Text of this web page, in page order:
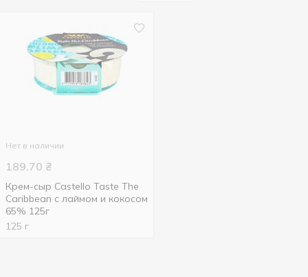
Нет в наличии
189.70 ₴
Крем-сыр Castello Taste The
Caribbean с лаймом и кокосом
65% 125г
125 г